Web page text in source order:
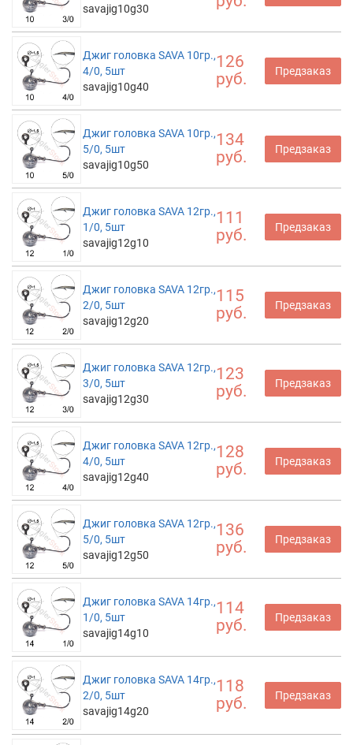
savajig10g30
Джиг головка SAVA 10гр.,
4/0, 5шт
savajig10g40
126
руб.
Предзаказ
Джиг головка SAVA 10гр.,
5/0, 5шт
savajig10g50
134
руб.
Предзаказ
Джиг головка SAVA 12гр.,
1/0, 5шт
savajig12g10
111
руб.
Предзаказ
Джиг головка SAVA 12гр.,
2/0, 5шт
savajig12g20
115
руб.
Предзаказ
Джиг головка SAVA 12гр.,
3/0, 5шт
savajig12g30
123
руб.
Предзаказ
Джиг головка SAVA 12гр.,
4/0, 5шт
savajig12g40
128
руб.
Предзаказ
Джиг головка SAVA 12гр.,
5/0, 5шт
savajig12g50
136
руб.
Предзаказ
Джиг головка SAVA 14гр.,
1/0, 5шт
savajig14g10
114
руб.
Предзаказ
Джиг головка SAVA 14гр.,
2/0, 5шт
savajig14g20
118
руб.
Предзаказ